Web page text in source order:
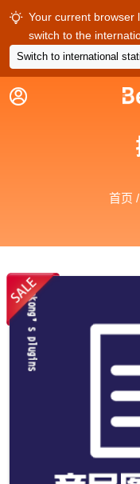
 Your current browser
switch to the
Switch to international

首页 /